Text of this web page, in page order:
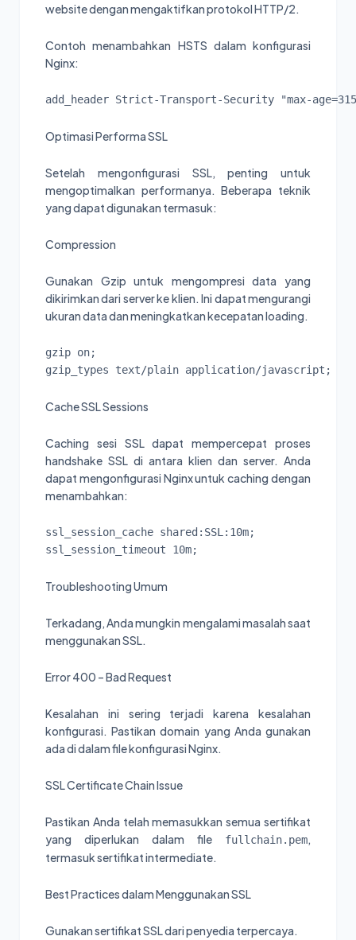
website dengan mengaktifkan protokol HTTP/2.
Contoh menambahkan HSTS dalam konfigurasi
Nginx:
add_header Strict-Transport-Security "max-
Optimasi Performa SSL
Setelah mengonfigurasi SSL, penting untuk
mengoptimalkan performanya. Beberapa teknik
yang dapat digunakan termasuk:
Compression
Gunakan Gzip untuk mengompresi data yang
dikirimkan dari server ke klien. Ini dapat mengurangi
ukuran data dan meningkatkan kecepatan loading.
gzip on;
Cache SSL Sessions
Caching sesi SSL dapat mempercepat proses
handshake SSL di antara klien dan server. Anda
dapat mengonfigurasi Nginx untuk caching dengan
menambahkan:
ssl_session_cache shared:SSL:10m;
ssl_session_timeout 10m;
Troubleshooting Umum
Terkadang, Anda mungkin mengalami masalah saat
menggunakan SSL.
Error 400 – Bad Request
Kesalahan ini sering terjadi karena kesalahan
konfigurasi. Pastikan domain yang Anda gunakan
ada di dalam file konfigurasi Nginx.
SSL Certificate Chain Issue
Pastikan Anda telah memasukkan semua sertifikat
yang diperlukan dalam file
fullchain.pem,
termasuk sertifikat intermediate.
Best Practices dalam Menggunakan SSL
Gunakan sertifikat SSL dari penyedia terpercaya.